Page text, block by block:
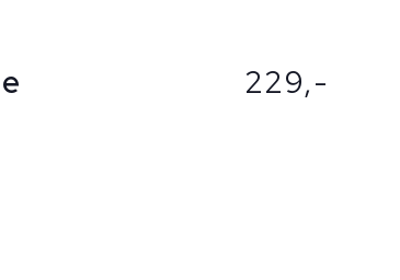
229,-